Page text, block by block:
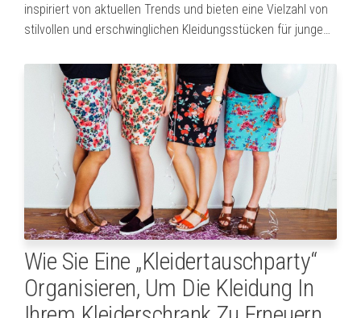
inspiriert von aktuellen Trends und bieten eine Vielzahl von
stilvollen und erschwinglichen Kleidungsstücken für junge…
Wie Sie Eine „Kleidertauschparty“
Organisieren, Um Die Kleidung In